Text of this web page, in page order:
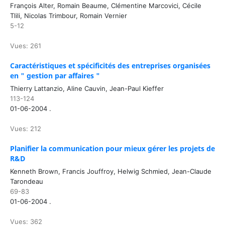
François Alter, Romain Beaume, Clémentine Marcovici, Cécile
Tlili, Nicolas Trimbour, Romain Vernier
5-12
Vues: 261
Caractéristiques et spécificités des entreprises organisées
en " gestion par affaires "
Thierry Lattanzio, Aline Cauvin, Jean-Paul Kieffer
113-124
01-06-2004 .
Vues: 212
Planifier la communication pour mieux gérer les projets de
R&D
Kenneth Brown, Francis Jouffroy, Helwig Schmied, Jean-Claude
Tarondeau
69-83
01-06-2004 .
Vues: 362